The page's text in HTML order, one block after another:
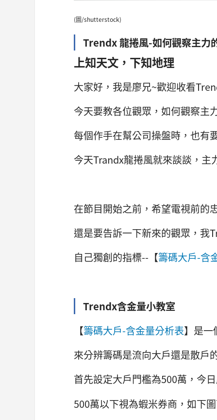
(圖/shutterstock)
Trendx 龍捲風-如何觀察主力
上知天文，下知地理
大家好，我是廖兄~歡迎收看
今天要教各位觀眾，如何觀察主
每個作手在幫公司操盤時，也有
今天Trandx龍捲風就來談談，主
在節目開始之前，希望電視前的
還是要告訴一下新來的觀眾，我
自己獨創的指標--【籌碼大戶-含
Trendx含金量小教室
【籌碼大戶-含金量分析表】是一
來分辨籌碼是流向大戶還是散戶
首先設定大戶門檻為500萬，今
500萬以下視為蝦米券商，如下